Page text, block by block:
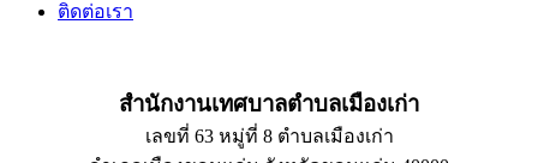
ติดต่อเรา
สำนักงานเทศบาลตำบลเมืองเก่า
เลขที่ 63 หมู่ที่ 8 ตำบลเมืองเก่า